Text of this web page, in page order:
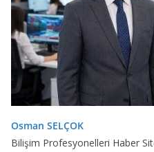
Osman SELÇOK
Bilişim Profesyonelleri Haber